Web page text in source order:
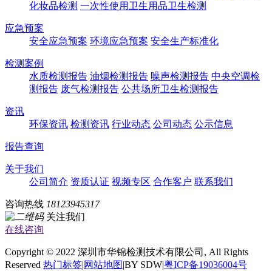
化妆品检测 一次性使用卫生用品卫生检测
应急预案
安全应急预案 环境应急预案 安全生产标准化
检测案例
水质检测报告 油烟检测报告 噪声检测报告 中央空调检
测报告 废气检测报告 公共场所卫生检测报告
资讯
环保资讯 检测资讯 行业动态 公司动态 公示信息
报告查询
关于我们
公司简介 资质认证 视频专区 合作客户 联系我们
咨询热线 18123945317
关注我们
在线咨询
Copyright © 2022 深圳市华锦检测技术有限公司, All Rights
Reserved 热门标签|网站地图|BY SDW|粤ICP备19036004号